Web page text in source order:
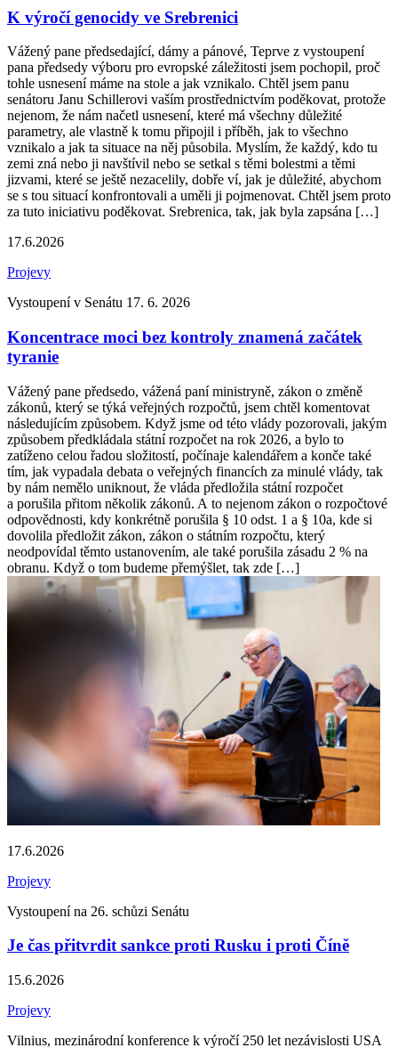
K výročí genocidy ve Srebrenici
Vážený pane předsedající, dámy a pánové, Teprve z vystoupení
pana předsedy výboru pro evropské záležitosti jsem pochopil, proč
tohle usnesení máme na stole a jak vznikalo. Chtěl jsem panu
senátoru Janu Schillerovi vaším prostřednictvím poděkovat, protože
nejenom, že nám načetl usnesení, které má všechny důležité
parametry, ale vlastně k tomu připojil i příběh, jak to všechno
vznikalo a jak ta situace na něj působila. Myslím, že každý, kdo tu
zemi zná nebo ji navštívil nebo se setkal s těmi bolestmi a těmi
jizvami, které se ještě nezacelily, dobře ví, jak je důležité, abychom
se s tou situací konfrontovali a uměli ji pojmenovat. Chtěl jsem proto
za tuto iniciativu poděkovat. Srebrenica, tak, jak byla zapsána […]
17.6.2026
Projevy
Vystoupení v Senátu 17. 6. 2026
Koncentrace moci bez kontroly znamená začátek
tyranie
Vážený pane předsedo, vážená paní ministryně, zákon o změně
zákonů, který se týká veřejných rozpočtů, jsem chtěl komentovat
následujícím způsobem. Když jsme od této vlády pozorovali, jakým
způsobem předkládala státní rozpočet na rok 2026, a bylo to
zatíženo celou řadou složitostí, počínaje kalendářem a konče také
tím, jak vypadala debata o veřejných financích za minulé vlády, tak
by nám nemělo uniknout, že vláda předložila státní rozpočet
a porušila přitom několik zákonů. A to nejenom zákon o rozpočtové
odpovědnosti, kdy konkrétně porušila § 10 odst. 1 a § 10a, kde si
dovolila předložit zákon, zákon o státním rozpočtu, který
neodpovídal těmto ustanovením, ale také porušila zásadu 2 % na
obranu. Když o tom budeme přemýšlet, tak zde […]
17.6.2026
Projevy
Vystoupení na 26. schůzi Senátu
Je čas přitvrdit sankce proti Rusku i proti Číně
15.6.2026
Projevy
Vilnius, mezinárodní konference k výročí 250 let nezávislosti USA